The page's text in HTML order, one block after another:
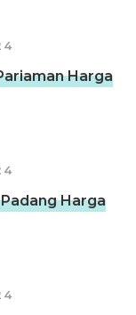
Harga
Harga